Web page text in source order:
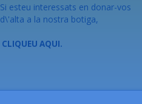
Si esteu interessats en donar-vos
d\'alta a la nostra botiga,
CLIQUEU AQUI.